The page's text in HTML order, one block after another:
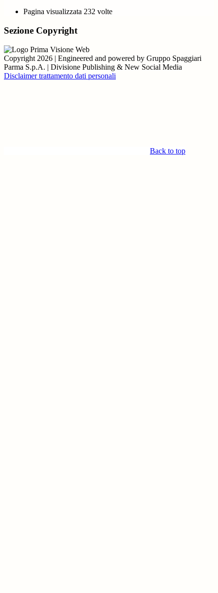
Pagina visualizzata 232 volte
Sezione Copyright
Copyright 2026 | Engineered and powered by Gruppo Spaggiari
Parma S.p.A. | Divisione Publishing & New Social Media
Disclaimer trattamento dati personali
Back to top